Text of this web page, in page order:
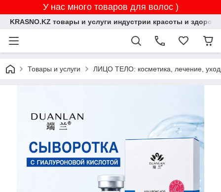
У нас много товаров для волос )
KRASNO.KZ товары и услуги индустрии красоты и
Товары и услуги ЛИЦО ТЕЛО: косметика, лечение, уход